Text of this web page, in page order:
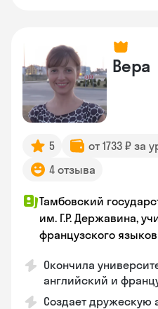
Вера
5 от 1733 ₽ за
4 отзыва
Тамбовский
им. Г.Р. Державина,
французского языков
Окончила
английский и
Создает дружескую